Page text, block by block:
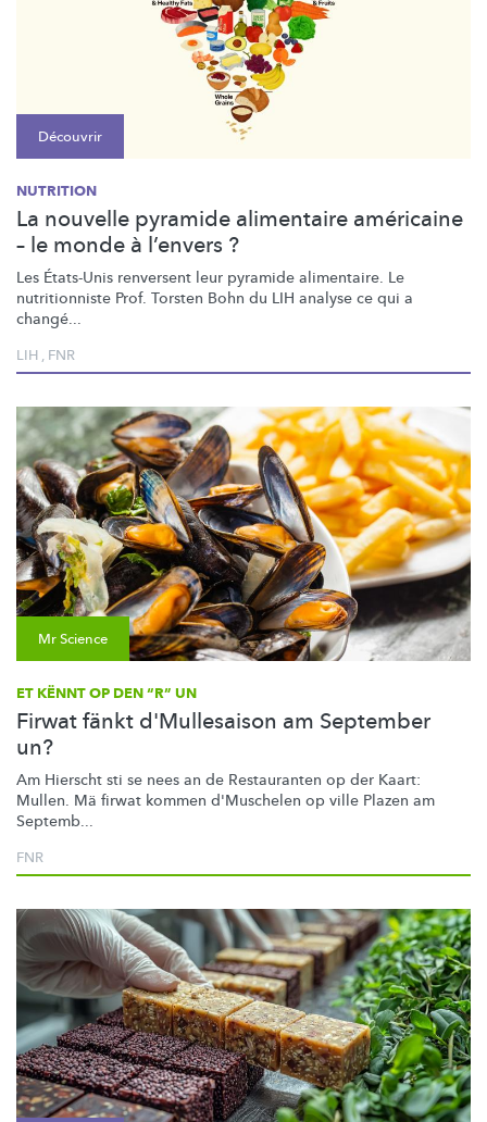
Découvrir
NUTRITION
La nouvelle pyramide alimentaire américaine
– le monde à l’envers ?
Les États-Unis renversent leur pyramide alimentaire. Le
nutritionniste Prof. Torsten Bohn du LIH analyse ce qui a
changé...
LIH , FNR
Mr Science
ET KËNNT OP DEN “R” UN
Firwat fänkt d'Mullesaison am September
un?
Am Hierscht sti se nees an de Restauranten op der Kaart:
Mullen. Mä firwat kommen d'Muschelen op ville Plazen am
Septemb...
FNR